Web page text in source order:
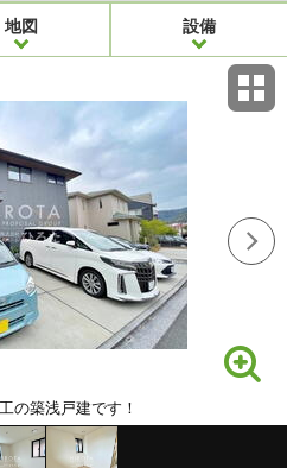
地図 設備
の築浅戸建です！